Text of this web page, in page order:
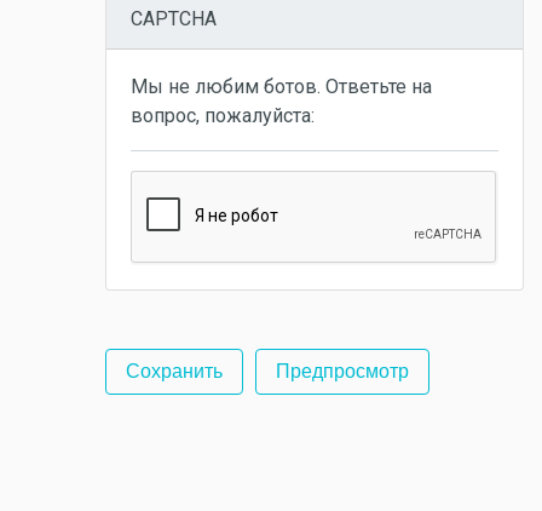
CAPTCHA
Мы не любим ботов. Ответьте на
вопрос, пожалуйста: